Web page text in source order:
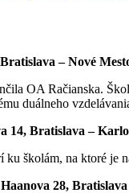
– Nové
OA Račianska.
duálneho
14, Bratislava –
ku školám, na ktoré
28,